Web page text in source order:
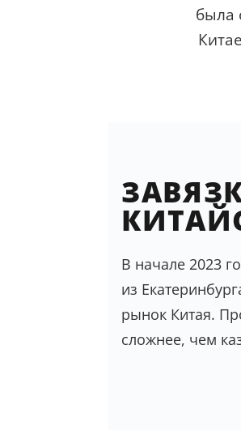
была
В начале 2023
из
рынок Китая.
сложнее, чем